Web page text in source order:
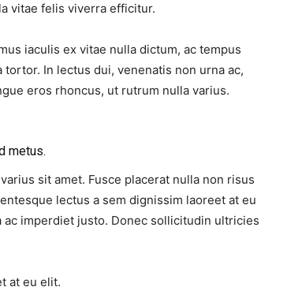
vitae felis viverra efficitur.
iaculis ex vitae nulla dictum, ac tempus
In lectus dui, venenatis non urna ac,
eros rhoncus, ut rutrum nulla varius.
metus.
sit amet. Fusce placerat nulla non risus
lectus a sem dignissim laoreet at eu
imperdiet justo. Donec sollicitudin ultricies
at eu elit.